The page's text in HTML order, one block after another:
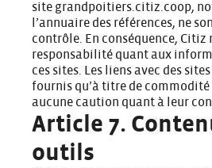
site grandpoitiers.citiz.coop,
l’annuaire des références, ne
contrôle. En conséquence, Citiz
responsabilité quant aux
ces sites. Les liens avec des
fournis qu’à titre de
aucune caution quant à leur
Article 7.
outils